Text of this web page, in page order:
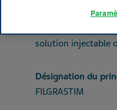
solution injectable
Désignation du
FILGRASTIM